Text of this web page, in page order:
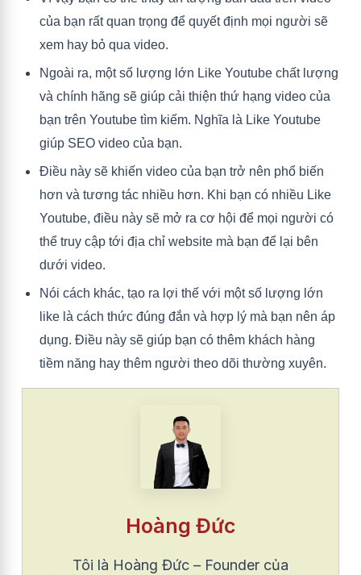
của bạn rất quan trọng để quyết định mọi người sẽ
xem hay bỏ qua video.
Ngoài ra, một số lượng lớn Like Youtube chất lượng
và chính hãng sẽ giúp cải thiện thứ hạng video của
bạn trên Youtube tìm kiếm. Nghĩa là Like Youtube
giúp SEO video của bạn.
Điều này sẽ khiến video của bạn trở nên phổ biến
hơn và tương tác nhiều hơn. Khi bạn có nhiều Like
Youtube, điều này sẽ mở ra cơ hội để mọi người có
thể truy cập tới địa chỉ website mà bạn để lại bên
dưới video.
Nói cách khác, tạo ra lợi thế với một số lượng lớn
like là cách thức đúng đắn và hợp lý mà bạn nên áp
dụng. Điều này sẽ giúp bạn có thêm khách hàng
tiềm năng hay thêm người theo dõi thường xuyên.
Hoàng Đức
Tôi là Hoàng Đức – Founder của